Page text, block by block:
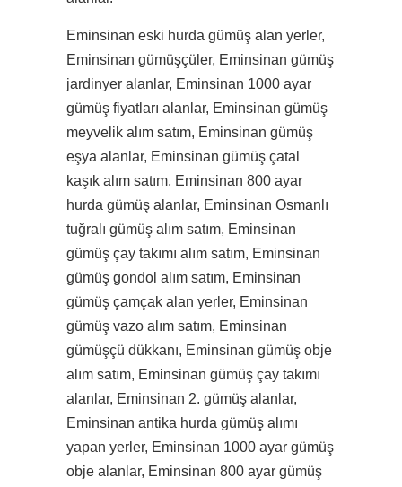
Eminsinan eski hurda gümüş alan yerler,
Eminsinan gümüşçüler, Eminsinan gümüş
jardinyer alanlar, Eminsinan 1000 ayar
gümüş fiyatları alanlar, Eminsinan gümüş
meyvelik alım satım, Eminsinan gümüş
eşya alanlar, Eminsinan gümüş çatal
kaşık alım satım, Eminsinan 800 ayar
hurda gümüş alanlar, Eminsinan Osmanlı
tuğralı gümüş alım satım, Eminsinan
gümüş çay takımı alım satım, Eminsinan
gümüş gondol alım satım, Eminsinan
gümüş çamçak alan yerler, Eminsinan
gümüş vazo alım satım, Eminsinan
gümüşçü dükkanı, Eminsinan gümüş obje
alım satım, Eminsinan gümüş çay takımı
alanlar, Eminsinan 2. gümüş alanlar,
Eminsinan antika hurda gümüş alımı
yapan yerler, Eminsinan 1000 ayar gümüş
obje alanlar, Eminsinan 800 ayar gümüş